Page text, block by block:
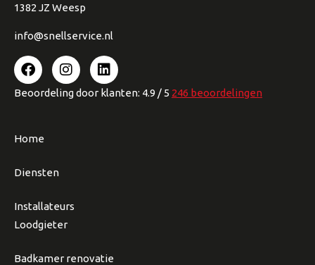
1382 JZ Weesp
info@snellservice.nl
Beoordelingdoor klanten: 4.9 / 5 246 beoordelingen
Home
Diensten
Installateurs
Loodgieter
Badkamer renovatie